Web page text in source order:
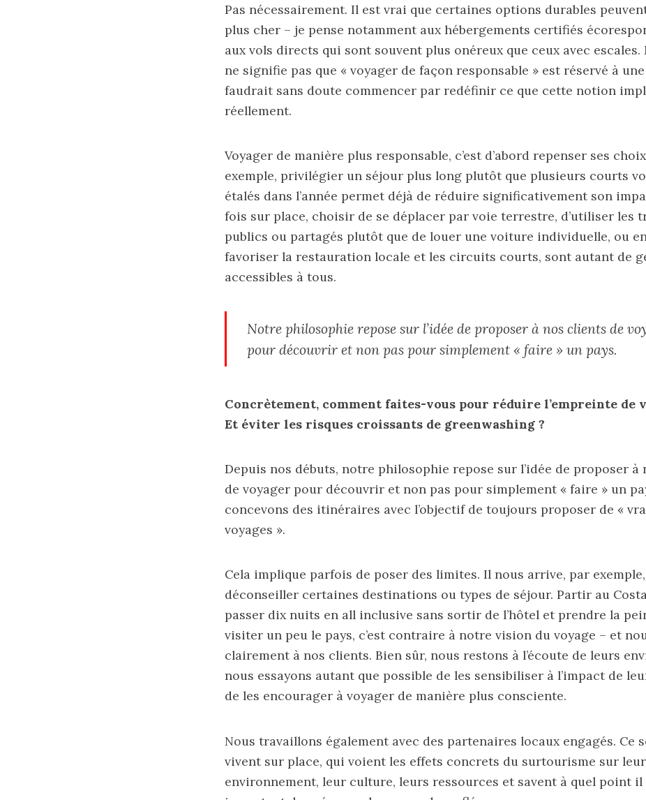
Pas nécessairement. Il est vrai que certaines options durables
plus cher – je pense notamment aux hébergements certifiés
aux vols directs qui sont souvent plus onéreux que ceux avec escales.
ne signifie pas que « voyager de façon responsable » est réservé à
faudrait sans doute commencer par redéfinir ce que cette notion
réellement.
Voyager de manière plus responsable, c’est d’abord repenser ses
exemple, privilégier un séjour plus long plutôt que plusieurs courts
étalés dans l’année permet déjà de réduire significativement son
fois sur place, choisir de se déplacer par voie terrestre, d’utiliser les
publics ou partagés plutôt que de louer une voiture individuelle, ou
favoriser la restauration locale et les circuits courts, sont autant de
accessibles à tous.
Notre philosophie repose sur l’idée de proposer à nos clients de
pour découvrir et non pas pour simplement « faire » un pays.
Concrètement, comment faites-vous pour réduire l’empreinte de
Et éviter les risques croissants de greenwashing ?
Depuis nos débuts, notre philosophie repose sur l’idée de proposer à
de voyager pour découvrir et non pas pour simplement « faire » un
concevons des itinéraires avec l’objectif de toujours proposer de «
voyages ».
Cela implique parfois de poser des limites. Il nous arrive, par
déconseiller certaines destinations ou types de séjour. Partir au
passer dix nuits en all inclusive sans sortir de l’hôtel et prendre la
visiter un peu le pays, c’est contraire à notre vision du voyage – et
clairement à nos clients. Bien sûr, nous restons à l’écoute de leurs
nous essayons autant que possible de les sensibiliser à l’impact de
de les encourager à voyager de manière plus consciente.
Nous travaillons également avec des partenaires locaux engagés. Ce
vivent sur place, qui voient les effets concrets du surtourisme sur leur
environnement, leur culture, leurs ressources et savent à quel point il